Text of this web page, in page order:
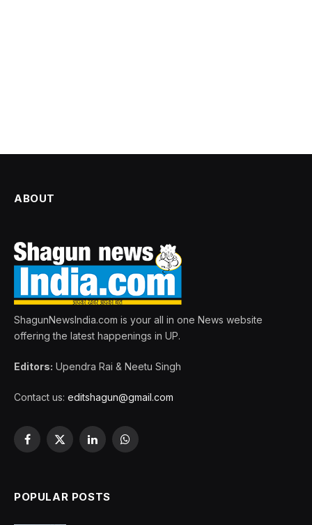
ABOUT
ShagunNewsIndia.com is your all in one News website
offering the latest happenings in UP.
Editors: Upendra Rai & Neetu Singh
Contact us: editshagun@gmail.com
Facebook
X
LinkedInWhatsApp
POPULAR POSTS